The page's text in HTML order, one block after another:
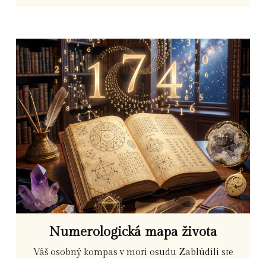
Numerologická mapa života
Váš osobný kompas v mori osudu Zablúdili ste